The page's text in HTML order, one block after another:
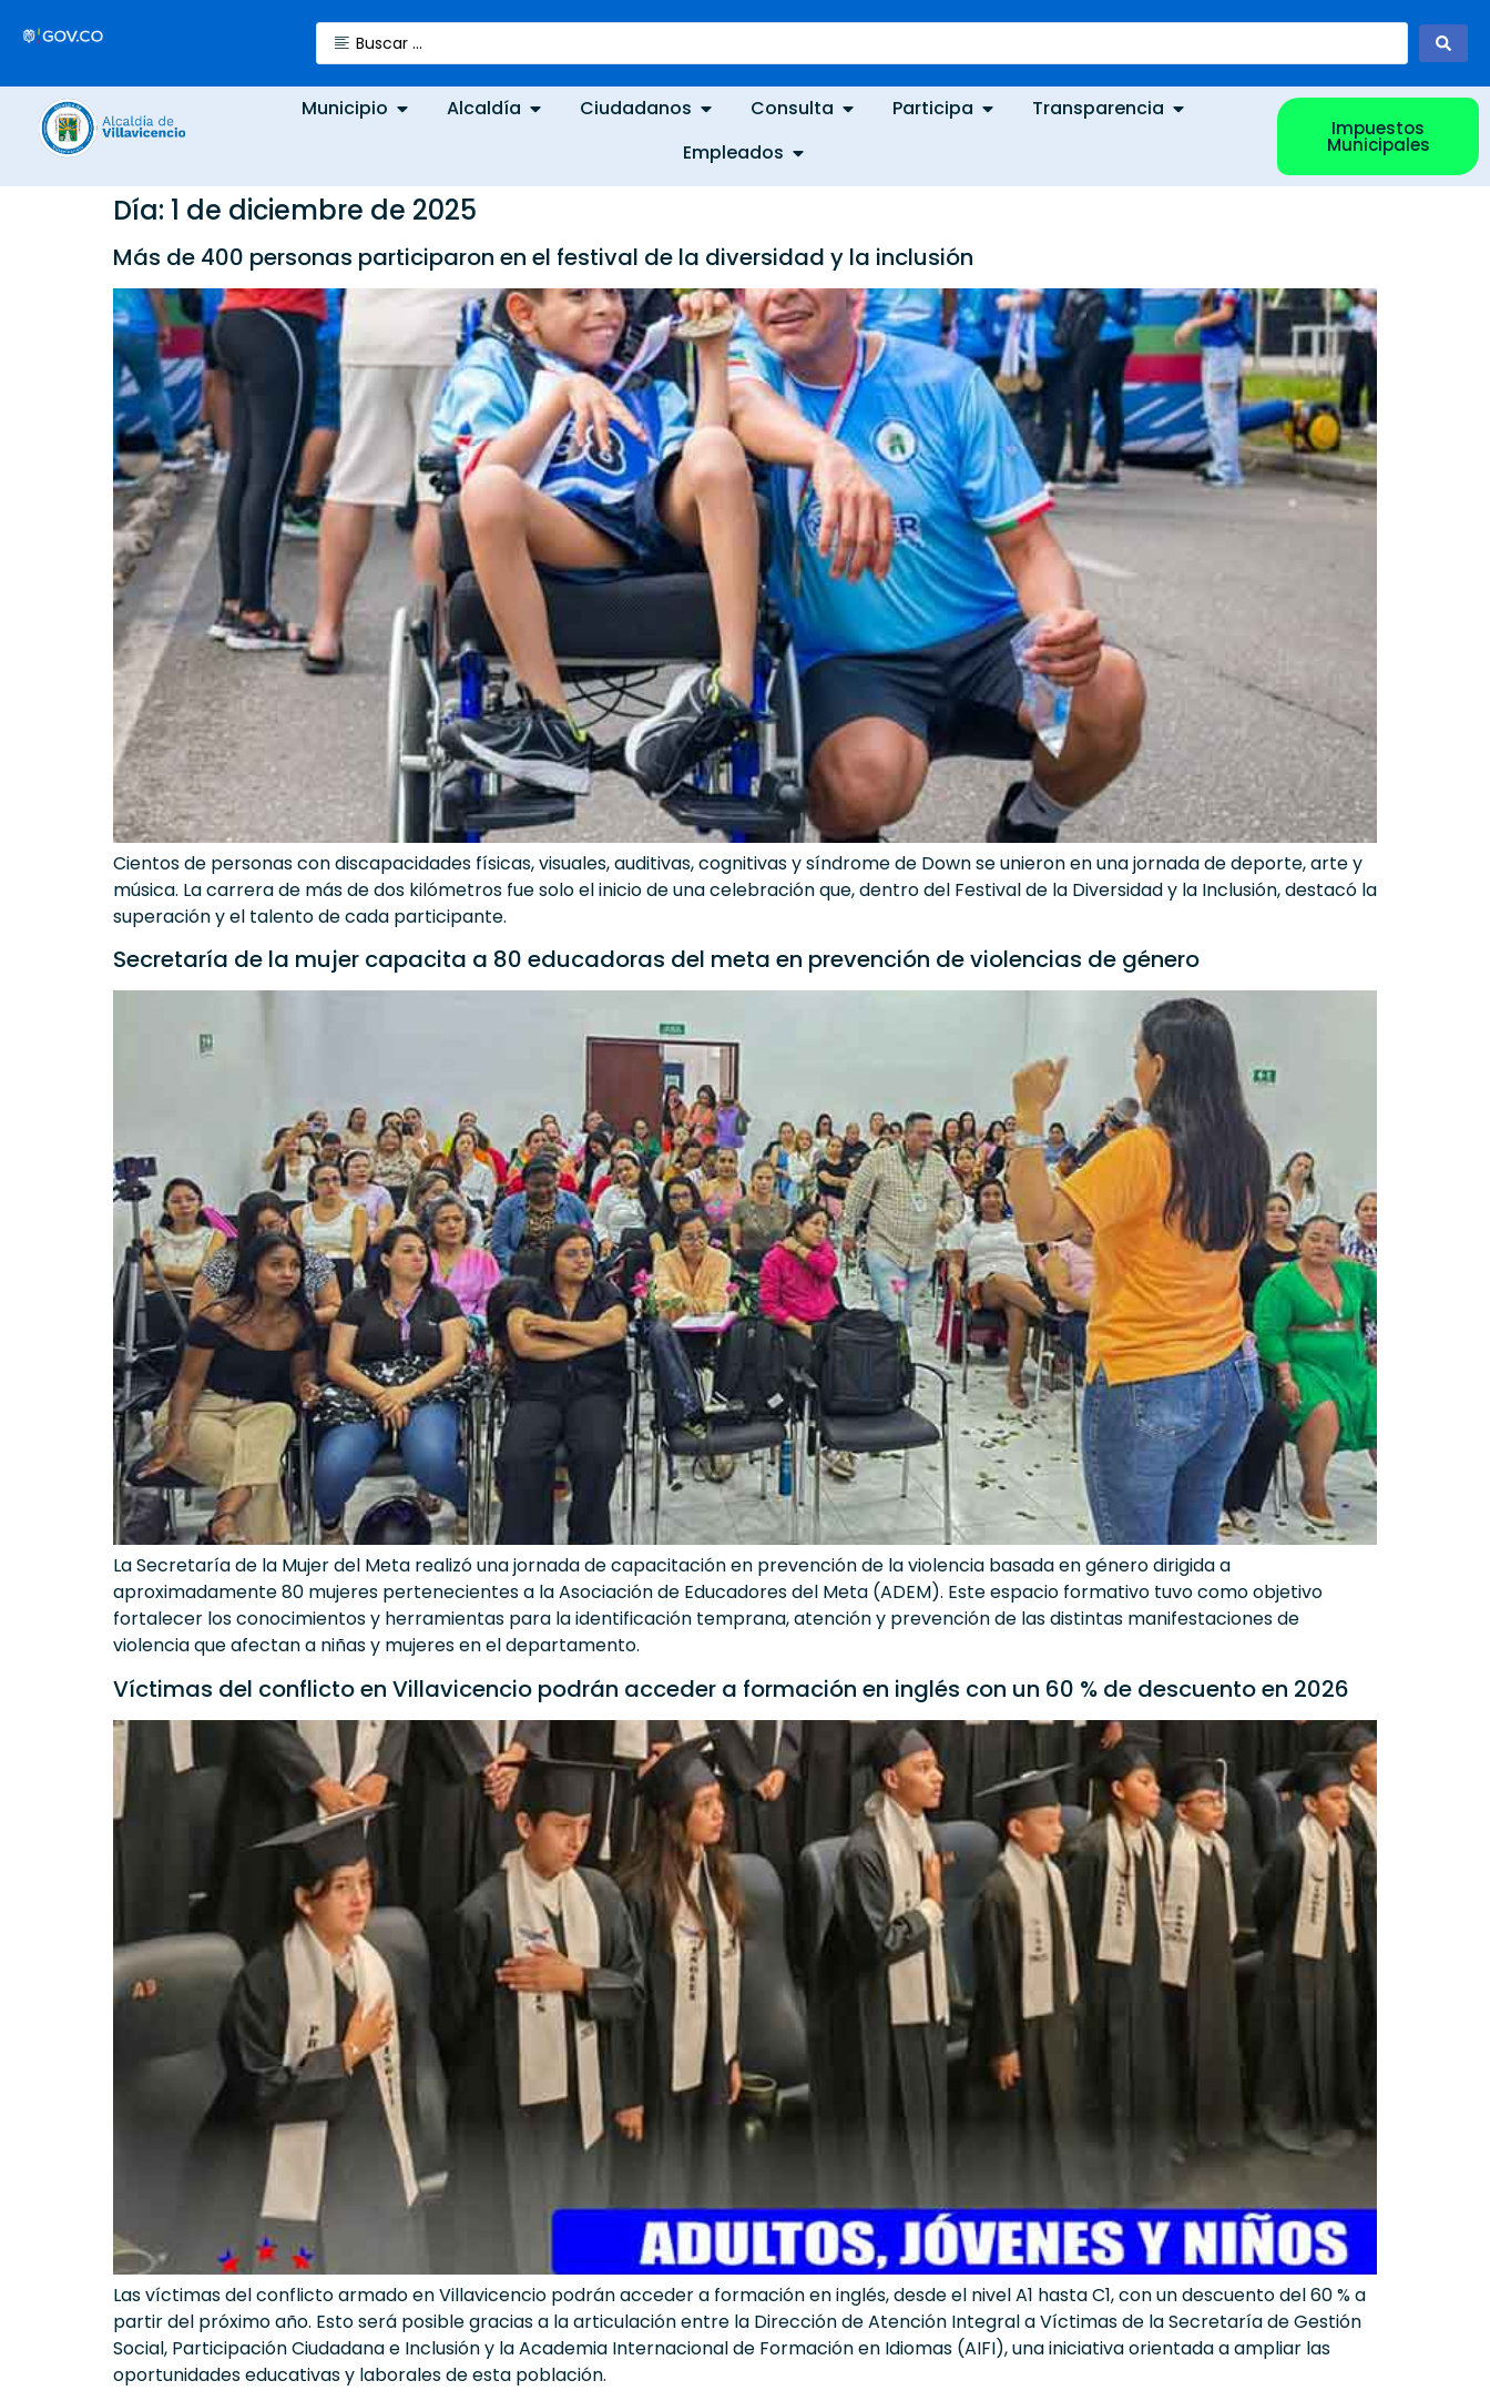
Municipio Alcaldía Ciudadanos Consulta Participa
Transparencia
Empleados
Impuestos
Municipales
Día: 1 de diciembre de 2025
Más de 400 personas participaron en el festival de la diversidad y la inclusión
Cientos de personas con discapacidades físicas, visuales, auditivas, cognitivas y síndrome de Down se unieron en una jornada de deporte, arte y
música. La carrera de más de dos kilómetros fue solo el inicio de una celebración que, dentro del Festival de la Diversidad y la Inclusión, destacó la
superación y el talento de cada participante.
Secretaría de la mujer capacita a 80 educadoras del meta en prevención de violencias de género
La Secretaría de la Mujer del Meta realizó una jornada de capacitación en prevención de la violencia basada en género dirigida a
aproximadamente 80 mujeres pertenecientes a la Asociación de Educadores del Meta (ADEM). Este espacio formativo tuvo como objetivo
fortalecer los conocimientos y herramientas para la identificación temprana, atención y prevención de las distintas manifestaciones de
violencia que afectan a niñas y mujeres en el departamento.
Víctimas del conflicto en Villavicencio podrán acceder a formación en inglés con un 60 % de descuento en 2026
Las víctimas del conflicto armado en Villavicencio podrán acceder a formación en inglés, desde el nivel A1 hasta C1, con un descuento del 60 % a
partir del próximo año. Esto será posible gracias a la articulación entre la Dirección de Atención Integral a Víctimas de la Secretaría de Gestión
Social, Participación Ciudadana e Inclusión y la Academia Internacional de Formación en Idiomas (AIFI), una iniciativa orientada a ampliar las
oportunidades educativas y laborales de esta población.